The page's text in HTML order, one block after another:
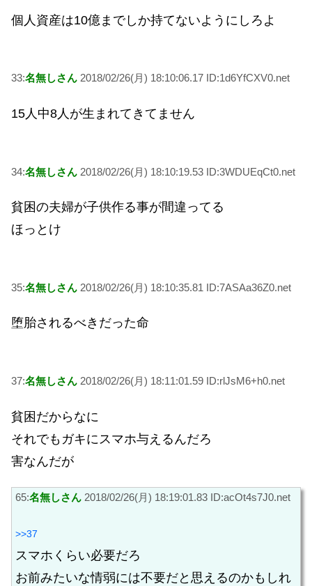
個人資産は10億までしか持てないようにしろよ
33:名無しさん 2018/02/26(月) 18:10:06.17 ID:1d6YfCXV0.net
15人中8人が生まれてきてません
34:名無しさん 2018/02/26(月) 18:10:19.53 ID:3WDUEqCt0.net
貧困の夫婦が子供作る事が間違ってる
ほっとけ
35:名無しさん 2018/02/26(月) 18:10:35.81 ID:7ASAa36Z0.net
堕胎されるべきだった命
37:名無しさん 2018/02/26(月) 18:11:01.59 ID:rlJsM6+h0.net
貧困だからなに
それでもガキにスマホ与えるんだろ
害なんだが
65:名無しさん 2018/02/26(月) 18:19:01.83 ID:acOt4s7J0.net
>>37
スマホくらい必要だろ
お前みたいな情弱には不要だと思えるのかもしれ